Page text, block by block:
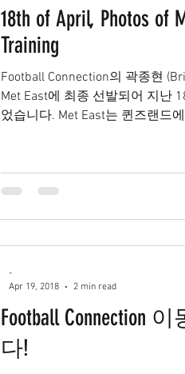
18th of April, Photos of
Training
Football Connection의 곽종현
Met East에 최종 선발되어 지난
었습니다. Met East는 퀸즈랜드
Football Connection
다!
-
Apr 19, 2018
2 min read